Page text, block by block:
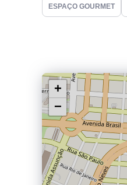
ESPAÇO GOURMET
+
−